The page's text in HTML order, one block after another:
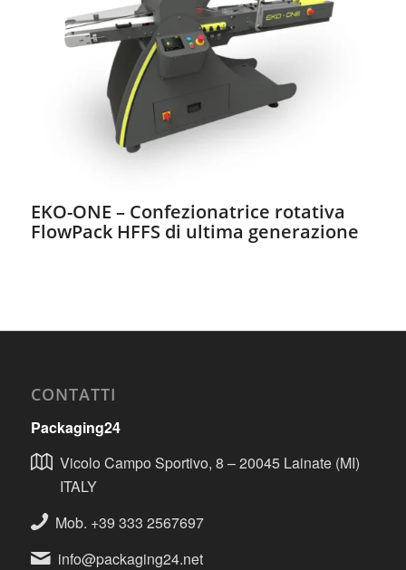
EKO-ONE – Confezionatrice rotativa
FlowPack HFFS di ultima generazione
CONTATTI
Packaging24
Vicolo Campo Sportivo, 8 – 20045 Lainate (MI)
ITALY
Mob. +39 333 2567697
info@packaging24.net